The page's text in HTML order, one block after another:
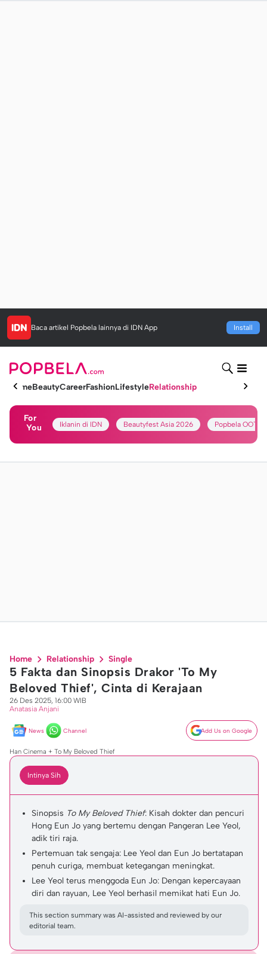
Baca artikel Popbela lainnya di IDN App Install
HomeBeautyCareerFashionLifestyleRelationship
For
You
Iklanin di IDN Beautyfest Asia 2026 Popbela OOTD
Home Relationship Single
5 Fakta dan Sinopsis Drakor 'To My
Beloved Thief', Cinta di Kerajaan
26 Des 2025, 16:00 WIB
Anatasia Anjani
News Channel Add Us on Google
Han Cinema + To My Beloved Thief
Intinya Sih
Sinopsis To My Beloved Thief: Kisah dokter dan pencuri
Hong Eun Jo yang bertemu dengan Pangeran Lee Yeol,
adik tiri raja.
Pertemuan tak sengaja: Lee Yeol dan Eun Jo bertatapan
penuh curiga, membuat ketegangan meningkat.
Lee Yeol terus menggoda Eun Jo: Dengan kepercayaan
diri dan rayuan, Lee Yeol berhasil memikat hati Eun Jo.
This section summary was AI-assisted and reviewed by our
editorial team.